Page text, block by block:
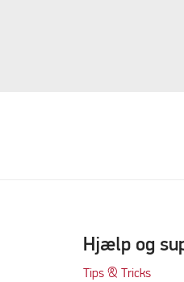
Hjælp og
Tips & Tricks